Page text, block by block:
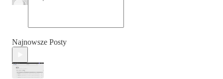
Najnowsze Posty